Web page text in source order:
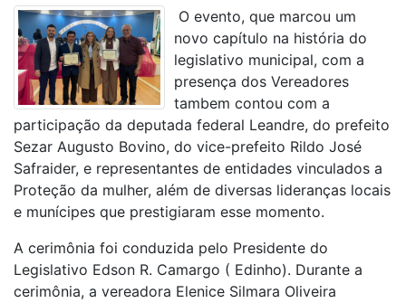
O evento, que marcou um
novo capítulo na história do
legislativo municipal, com a
presença dos Vereadores
tambem contou com a
participação da deputada federal Leandre, do prefeito
Sezar Augusto Bovino, do vice-prefeito Rildo José
Safraider, e representantes de entidades vinculados a
Proteção da mulher, além de diversas lideranças locais
e munícipes que prestigiaram esse momento.
A cerimônia foi conduzida pelo Presidente do
Legislativo Edson R. Camargo ( Edinho). Durante a
cerimônia, a vereadora Elenice Silmara Oliveira